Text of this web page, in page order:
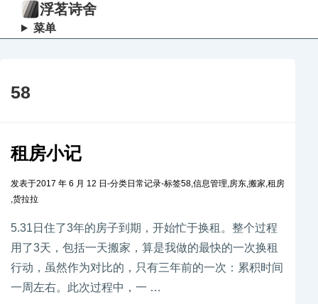
浮茗诗舍
菜单
58
租房小记
发表于2017 年 6 月 12 日 -分类日常记录-标签58,信息管理,房东,搬家,租房
,货拉拉
5.31日住了3年的房子到期，开始忙于换租。整个过程
用了3天，包括一天搬家，算是我做的最快的一次换租
行动，虽然作为对比的，只有三年前的一次：累积时间
一周左右。此次过程中，一 …